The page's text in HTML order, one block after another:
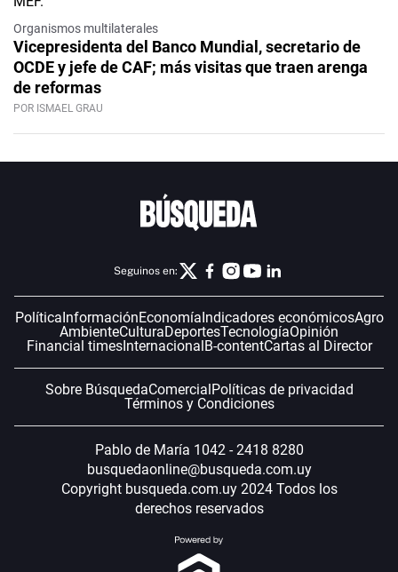
Organismos multilaterales
Vicepresidenta del Banco Mundial, secretario de
OCDE y jefe de CAF; más visitas que traen arenga
de reformas
POR ISMAEL GRAU
Seguinos en:
PolíticaInformaciónEconomíaIndicadores económicosAgro
AmbienteCulturaDeportesTecnologíaOpinión
Financial timesInternacionalB-contentCartas al Director
Sobre BúsquedaComercialPolíticas de privacidad
Términos y Condiciones
Pablo de María 1042 - 2418 8280
busquedaonline@busqueda.com.uy
Copyright busqueda.com.uy 2024 Todos los
derechos reservados